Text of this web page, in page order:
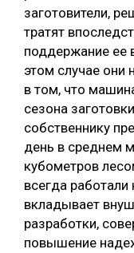
заготовители,
тратят
поддержание ее
этом случае они
в том, что
сезона
собственнику
день в среднем
кубометров
всегда работали
вкладывает
разработки,
повышение